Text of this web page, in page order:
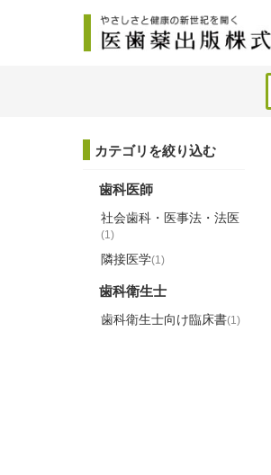
カテゴリを絞り込む
歯科医師
社会歯科・医事法・法医
(1)
隣接医学(1)
歯科衛生士
歯科衛生士向け臨床書(1)